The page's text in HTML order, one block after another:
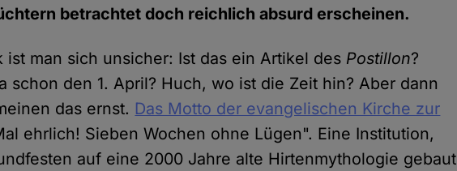
betrachtet doch reichlich absurd erscheinen.
man sich unsicher: Ist das ein Artikel des Postillon?
schon den 1. April? Huch, wo ist die Zeit hin? Aber dann
das ernst. Das Motto der evangelischen Kirche zur
ehrlich! Sieben Wochen ohne Lügen". Eine Institution,
auf eine 2000 Jahre alte Hirtenmythologie gebaut